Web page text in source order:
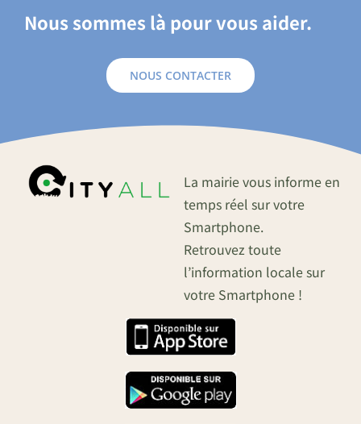
Nous sommes là pour vous aider.
NOUS CONTACTER
La mairie vous informe en
temps réel sur votre
Smartphone.
Retrouvez toute
l’information locale sur
votre Smartphone !